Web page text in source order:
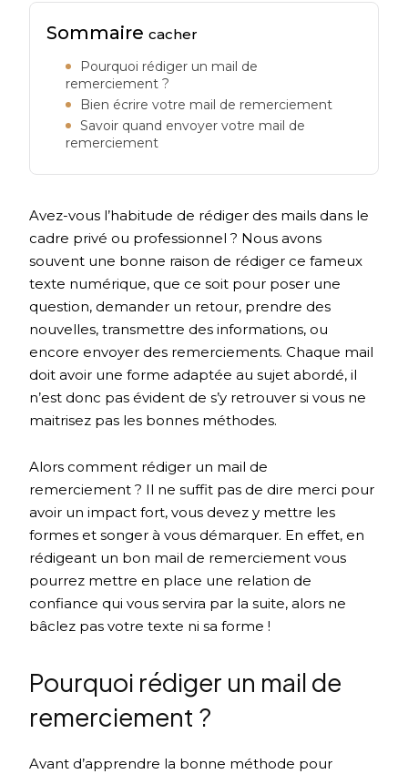
Sommairecacher
Pourquoi rédiger un mail de
remerciement ?
Bien écrire votre mail de remerciement
Savoir quand envoyer votre mail de
remerciement
Avez-vous l’habitude de rédiger des mails dans le
cadre privé ou professionnel ? Nous avons
souvent une bonne raison de rédiger ce fameux
texte numérique, que ce soit pour poser une
question, demander un retour, prendre des
nouvelles, transmettre des informations, ou
encore envoyer des remerciements. Chaque mail
doit avoir une forme adaptée au sujet abordé, il
n’est donc pas évident de s’y retrouver si vous ne
maitrisez pas les bonnes méthodes.
Alors comment rédiger un mail de
remerciement ? Il ne suffit pas de dire merci pour
avoir un impact fort, vous devez y mettre les
formes et songer à vous démarquer. En effet, en
rédigeant un bon mail de remerciement vous
pourrez mettre en place une relation de
confiance qui vous servira par la suite, alors ne
bâclez pas votre texte ni sa forme !
Pourquoi rédiger un mail de
remerciement ?
Avant d’apprendre la bonne méthode pour